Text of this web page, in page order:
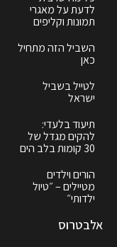
לדעת על מאגרי
תמונות וקליפים
השביל הזה מתחיל
כאן
לטייל בשביל
ישראל
תיעוד בלעדי:
להקים מגדל של
30 קומות בלב הים
הורים וילדים
מטיילים – ״טיול
ילדותי״
אלבטרוס